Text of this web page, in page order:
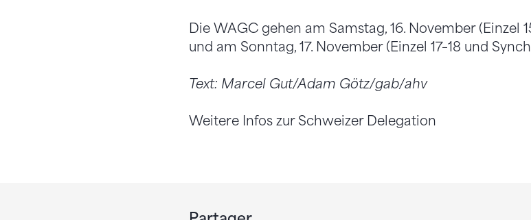
Die WAGC gehen am Samstag, 16. November (Einzel
und am Sonntag, 17. November (Einzel 17–18 und
Text: Marcel Gut/Adam Götz/gab/ahv
Weitere Infos zur Schweizer Delegation